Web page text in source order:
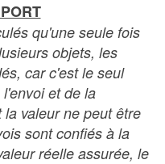
qu'une seule fois
objets, les
car c'est le seul
et de la
valeur ne peut être
sont confiés à la
réelle assurée, le